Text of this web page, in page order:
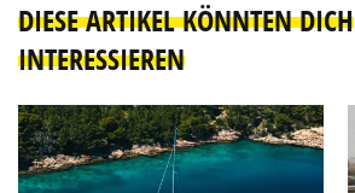
DIESE ARTIKEL KÖNNTEN DICH
INTERESSIEREN